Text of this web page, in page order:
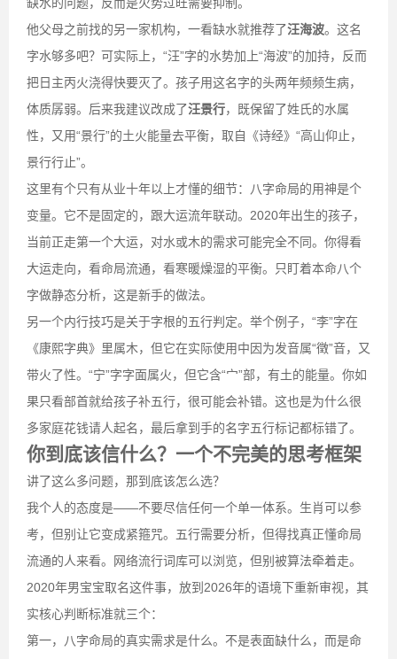
缺水的问题，反而是火势过旺需要抑制。
他父母之前找的另一家机构，一看缺水就推荐了汪海波。这名
字水够多吧？可实际上，“汪”字的水势加上“海波”的加持，反而
把日主丙火浇得快要灭了。孩子用这名字的头两年频频生病，
体质孱弱。后来我建议改成了汪景行，既保留了姓氏的水属
性，又用“景行”的土火能量去平衡，取自《诗经》“高山仰止，
景行行止”。
这里有个只有从业十年以上才懂的细节：八字命局的用神是个
变量。它不是固定的，跟大运流年联动。2020年出生的孩子，
当前正走第一个大运，对水或木的需求可能完全不同。你得看
大运走向，看命局流通，看寒暖燥湿的平衡。只盯着本命八个
字做静态分析，这是新手的做法。
另一个内行技巧是关于字根的五行判定。举个例子，“李”字在
《康熙字典》里属木，但它在实际使用中因为发音属“徵”音，又
带火了性。“宁”字字面属火，但它含“宀”部，有土的能量。你如
果只看部首就给孩子补五行，很可能会补错。这也是为什么很
多家庭花钱请人起名，最后拿到手的名字五行标记都标错了。
你到底该信什么？一个不完美的思考框架
讲了这么多问题，那到底该怎么选？
我个人的态度是——不要尽信任何一个单一体系。生肖可以参
考，但别让它变成紧箍咒。五行需要分析，但得找真正懂命局
流通的人来看。网络流行词库可以浏览，但别被算法牵着走。
2020年男宝宝取名这件事，放到2026年的语境下重新审视，其
实核心判断标准就三个：
第一，八字命局的真实需求是什么。不是表面缺什么，而是命